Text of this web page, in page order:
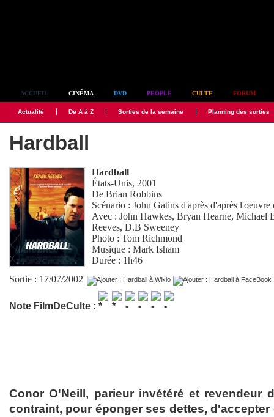
ACCUEIL CINÉMA DVD PEOPLE CULTE FORUM
Actualité De A à Z Sorties de la semaine Planning des sorties
Hardball
Hardball
États-Unis, 2001
DeBrian Robbins
Scénario :John Gatins d'après d'après
Avec :John Hawkes,Bryan Hearne,Michael
Reeves,D.B Sweeney
Photo :Tom Richmond
Musique :Mark Isham
Durée : 1h46
Sortie : 17/07/2002
Note FilmDeCulte :
Conor O'Neill, parieur invétéré et revendeur
contraint, pour éponger ses dettes,